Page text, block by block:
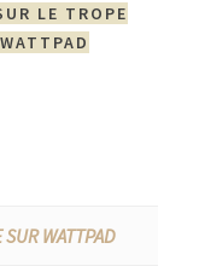
LE TROPE
SUR WATTPAD